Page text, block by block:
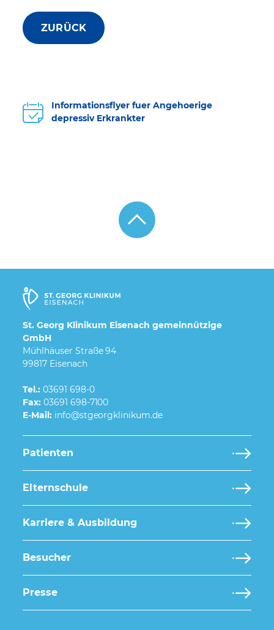
ZURÜCK
Informationsflyer fuer Angehoerige
depressiv Erkrankter
St. Georg Klinikum Eisenach gemeinnützige
GmbH
Mühlhäuser Straße 94
99817 Eisenach
Tel.: 03691 698-0
Fax: 03691 698-7100
E-Mail:
Patienten
Elternschule
Karriere & Ausbildung
Besucher
Presse